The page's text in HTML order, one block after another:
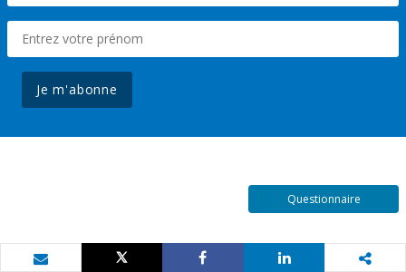
Je m'abonne
Questionnaire